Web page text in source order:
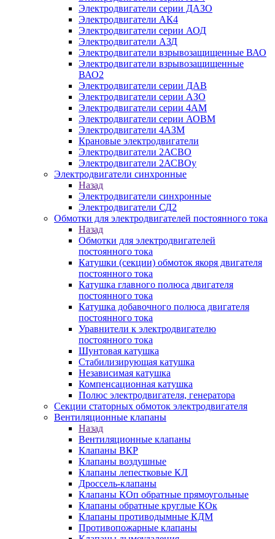
Электродвигатели серии ДАЗО
Электродвигатели АК4
Электродвигатели серии АОД
Электродвигатели АЗД
Электродвигатели взрывозащищенные ВАО
Электродвигатели взрывозащищенные
ВАО2
Электродвигатели серии ДАВ
Электродвигатели серии АЗО
Электродвигатели серии 4АМ
Электродвигатели серии АОВМ
Электродвигатели 4АЗМ
Крановые электродвигатели
Электродвигатели 2АСВО
Электродвигатели 2АСВОу
Электродвигатели синхронные
Назад
Электродвигатели синхронные
Электродвигатели СД2
Обмотки для электродвигателей постоянного тока
Назад
Обмотки для электродвигателей
постоянного тока
Катушки (секции) обмоток якоря двигателя
постоянного тока
Катушка главного полюса двигателя
постоянного тока
Катушка добавочного полюса двигателя
постоянного тока
Уравнители к электродвигателю
постоянного тока
Шунтовая катушка
Стабилизирующая катушка
Независимая катушка
Компенсационная катушка
Полюс электродвигателя, генератора
Секции статорных обмоток электродвигателя
Вентиляционные клапаны
Назад
Вентиляционные клапаны
Клапаны ВКР
Клапаны воздушные
Клапаны лепестковые КЛ
Дроссель-клапаны
Клапаны КОп обратные прямоугольные
Клапаны обратные круглые КОк
Клапаны противодымные КДМ
Противопожарные клапаны